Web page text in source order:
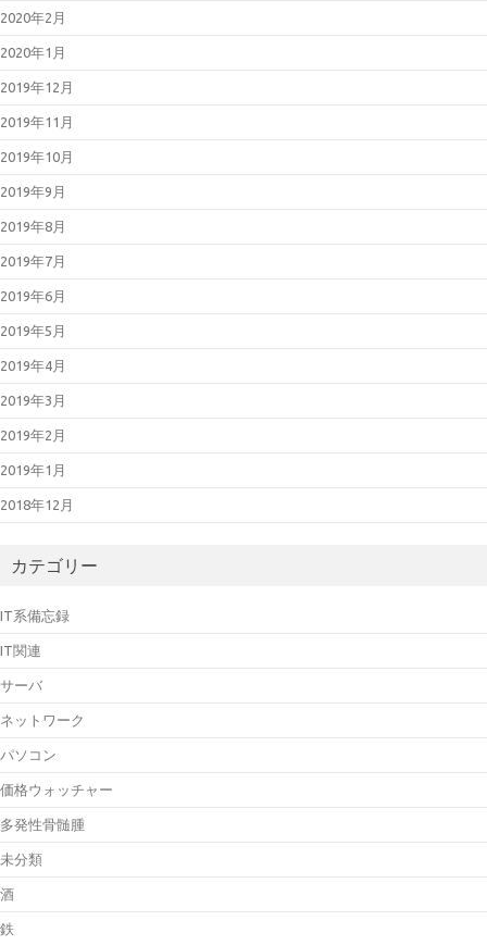
2020年2月
2020年1月
2019年12月
2019年11月
2019年10月
2019年9月
2019年8月
2019年7月
2019年6月
2019年5月
2019年4月
2019年3月
2019年2月
2019年1月
2018年12月
カテゴリー
IT系備忘録
IT関連
サーバ
ネットワーク
パソコン
価格ウォッチャー
多発性骨髄腫
未分類
酒
鉄